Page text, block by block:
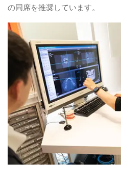
の同席を推奨しています。